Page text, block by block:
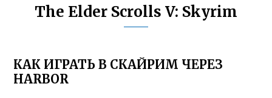
The Elder Scrolls V: Skyrim
КАК ИГРАТЬ В СКАЙРИМ ЧЕРЕЗ
HARBOR